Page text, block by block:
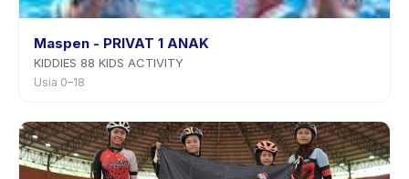
Maspen - PRIVAT 1 ANAK
KIDDIES 88 KIDS ACTIVITY
Usia 0–18